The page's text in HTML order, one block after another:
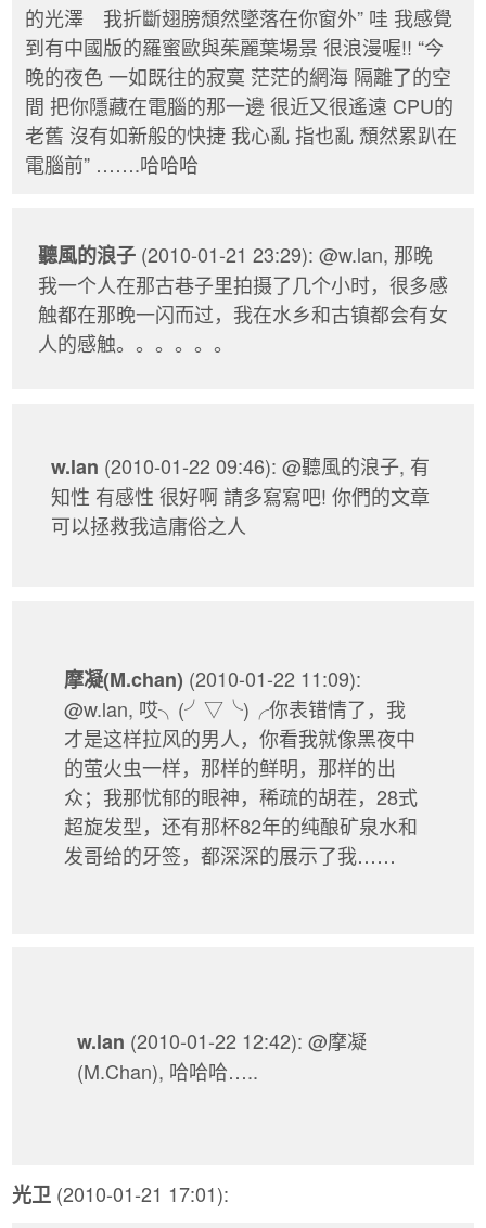
的光澤 我折斷翅膀頹然墜落在你窗外” 哇 我感覺
到有中國版的羅蜜歐與茱麗葉場景 很浪漫喔!! “今
晚的夜色 一如既往的寂寞 茫茫的網海 隔離了的空
間 把你隱藏在電腦的那一邊 很近又很遙遠 CPU的
老舊 沒有如新般的快捷 我心亂 指也亂 頹然累趴在
電腦前” …….哈哈哈
聽風的浪子 (2010-01-21 23:29): @w.lan, 那晚
我一个人在那古巷子里拍摄了几个小时，很多感
触都在那晚一闪而过，我在水乡和古镇都会有女
人的感触。。。。。。
w.lan (2010-01-22 09:46): @聽風的浪子, 有
知性 有感性 很好啊 請多寫寫吧! 你們的文章
可以拯救我這庸俗之人
摩凝(M.chan) (2010-01-22 11:09):
@w.lan, 哎╮(╯▽╰)╭你表错情了，我
才是这样拉风的男人，你看我就像黑夜中
的萤火虫一样，那样的鲜明，那样的出
众；我那忧郁的眼神，稀疏的胡茬，28式
超旋发型，还有那杯82年的纯酿矿泉水和
发哥给的牙签，都深深的展示了我……
w.lan (2010-01-22 12:42): @摩凝
(M.Chan), 哈哈哈…..
光卫 (2010-01-21 17:01):